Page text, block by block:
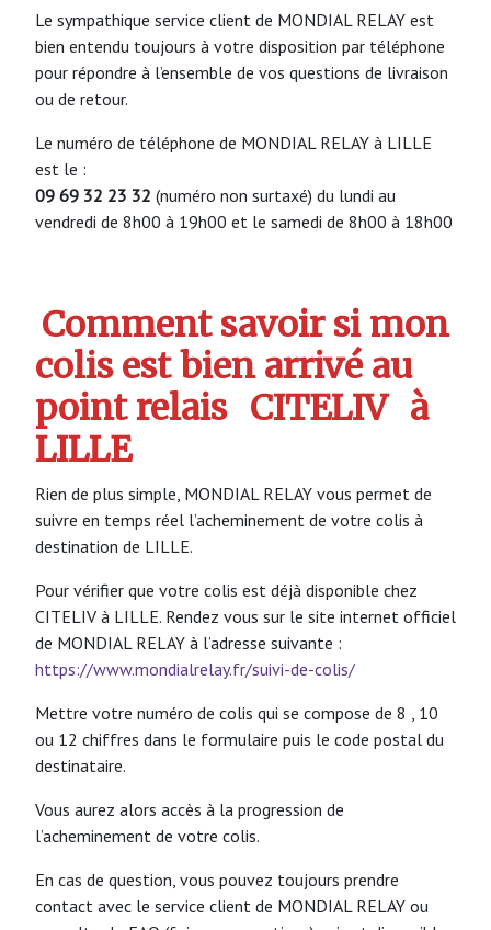
Le sympathique service client de MONDIAL RELAY est
bien entendu toujours à votre disposition par téléphone
pour répondre à l’ensemble de vos questions de livraison
ou de retour.
Le numéro de téléphone de MONDIAL RELAY à LILLE
est le :
09 69 32 23 32 (numéro non surtaxé) du lundi au
vendredi de 8h00 à 19h00 et le samedi de 8h00 à 18h00
Comment savoir si mon
colis est bien arrivé au
point relais CITELIV à
LILLE
Rien de plus simple, MONDIAL RELAY vous permet de
suivre en temps réel l’acheminement de votre colis à
destination de LILLE.
Pour vérifier que votre colis est déjà disponible chez
CITELIV à LILLE. Rendez vous sur le site internet officiel
de MONDIAL RELAY à l’adresse suivante :
https://www.mondialrelay.fr/suivi-de-colis/
Mettre votre numéro de colis qui se compose de 8 , 10
ou 12 chiffres dans le formulaire puis le code postal du
destinataire.
Vous aurez alors accès à la progression de
l’acheminement de votre colis.
En cas de question, vous pouvez toujours prendre
contact avec le service client de MONDIAL RELAY ou